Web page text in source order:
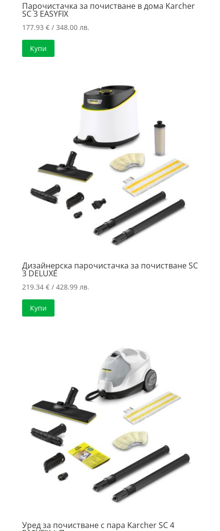
Парочистачка за почистване в дома Karcher
SC 3 EASYFIX
177.93 €/ 348.00 лв.
Купи
Дизайнерска парочистачка за почистване SC
3 DELUXE
219.34 €/ 428.99 лв.
Купи
Уред за почистване с пара Karcher SC 4